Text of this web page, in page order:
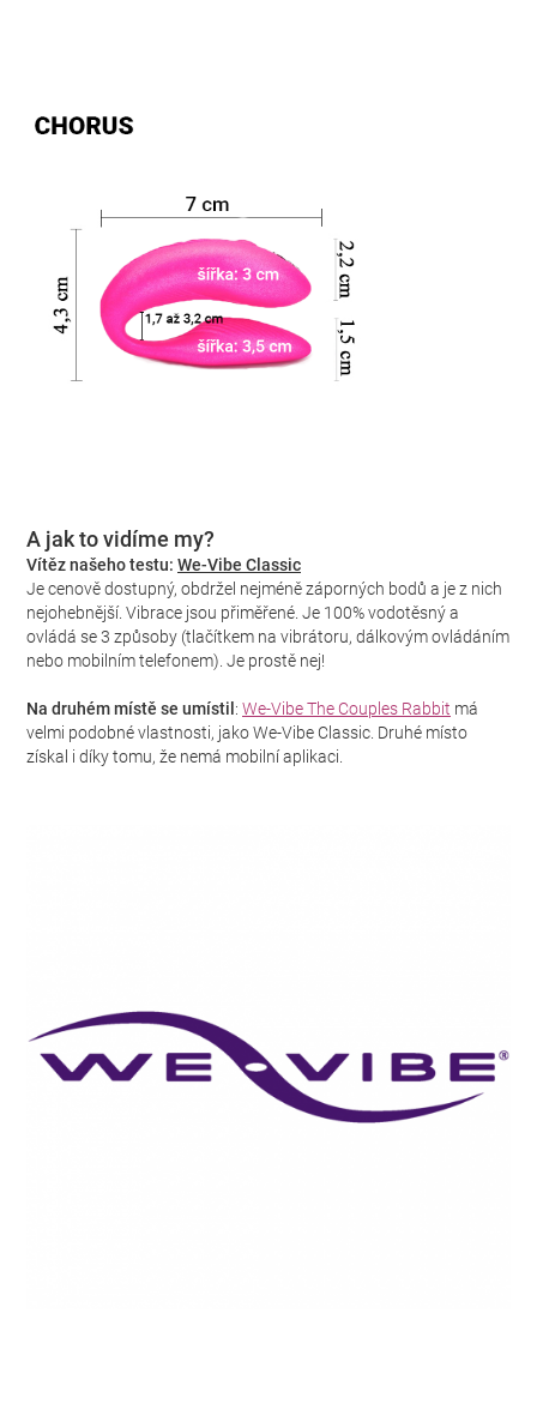
A jak to vidíme my?
Vítěz našeho testu: We-Vibe Classic
Je cenově dostupný, obdržel nejméně záporných bodů a je z nich
nejohebnější. Vibrace jsou přiměřené. Je 100% vodotěsný a
ovládá se 3 způsoby (tlačítkem na vibrátoru, dálkovým ovládáním
nebo mobilním telefonem). Je prostě nej!
Na druhém místě se umístil : We-Vibe The Couples Rabbit má
velmi podobné vlastnosti, jako We-Vibe Classic. Druhé místo
získal i díky tomu, že nemá mobilní aplikaci.